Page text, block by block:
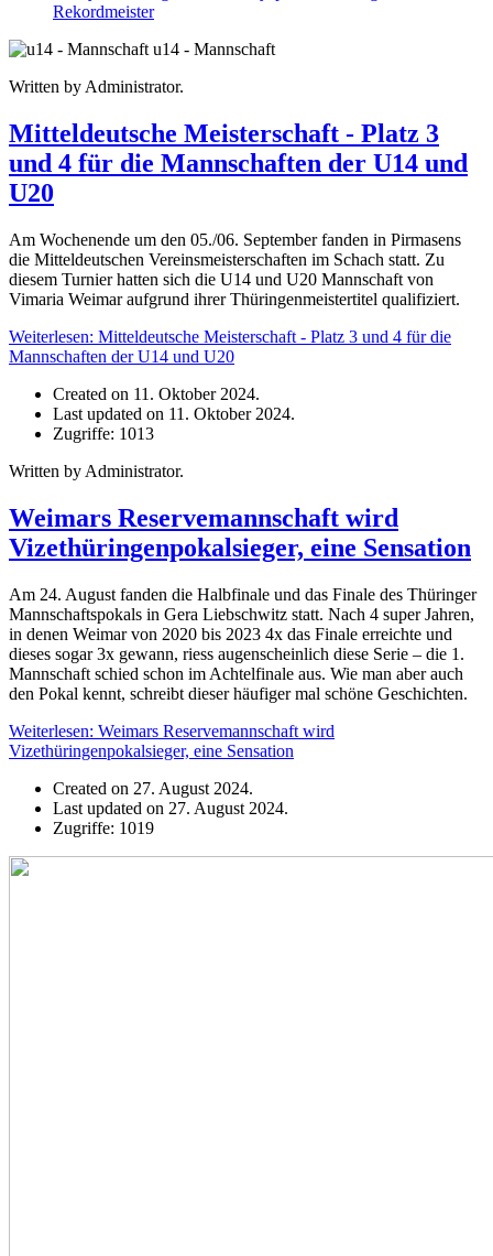
Rekordmeister
u14 - Mannschaft
Written by Administrator.
Mitteldeutsche Meisterschaft - Platz 3
und 4 für die Mannschaften der U14 und
U20
Am Wochenende um den 05./06. September fanden in Pirmasens
die Mitteldeutschen Vereinsmeisterschaften im Schach statt. Zu
diesem Turnier hatten sich die U14 und U20 Mannschaft von
Vimaria Weimar aufgrund ihrer Thüringenmeistertitel qualifiziert.
Weiterlesen: Mitteldeutsche Meisterschaft - Platz 3 und 4 für die
Mannschaften der U14 und U20
Created on 11. Oktober 2024.
Last updated on 11. Oktober 2024.
Zugriffe: 1013
Written by Administrator.
Weimars Reservemannschaft wird
Vizethüringenpokalsieger, eine Sensation
Am 24. August fanden die Halbfinale und das Finale des Thüringer
Mannschaftspokals in Gera Liebschwitz statt. Nach 4 super Jahren,
in denen Weimar von 2020 bis 2023 4x das Finale erreichte und
dieses sogar 3x gewann, riess augenscheinlich diese Serie – die 1.
Mannschaft schied schon im Achtelfinale aus. Wie man aber auch
den Pokal kennt, schreibt dieser häufiger mal schöne Geschichten.
Weiterlesen: Weimars Reservemannschaft wird
Vizethüringenpokalsieger, eine Sensation
Created on 27. August 2024.
Last updated on 27. August 2024.
Zugriffe: 1019